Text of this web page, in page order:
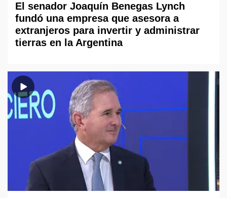
El senador Joaquín Benegas Lynch
fundó una empresa que asesora a
extranjeros para invertir y administrar
tierras en la Argentina